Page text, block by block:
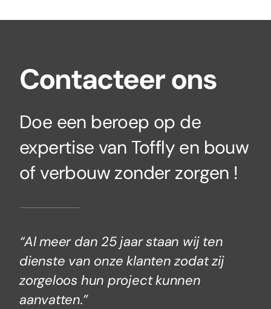
Contacteer ons
Doe een beroep op de
expertise van Toffly en bouw
of verbouw zonder zorgen !
“Al meer dan 25 jaar staan wij ten
dienste van onze klanten zodat zij
zorgeloos hun project kunnen
aanvatten.”